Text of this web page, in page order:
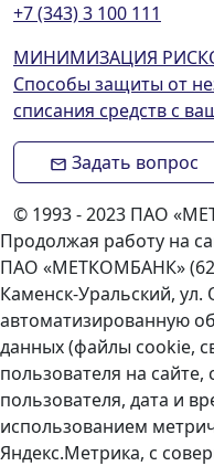
+7 (343) 3 100 111
МИНИМИЗАЦИЯ
Способы защиты от
списания средств с
Задать вопрос
© 1993 - 2023 ПАО
Продолжая работу на
ПАО «МЕТКОМБАНК»
Каменск-Уральский, ул.
автоматизированную
данных (файлы cookie,
пользователя на
пользователя, дата и
использованием
Яндекс.Метрика, с